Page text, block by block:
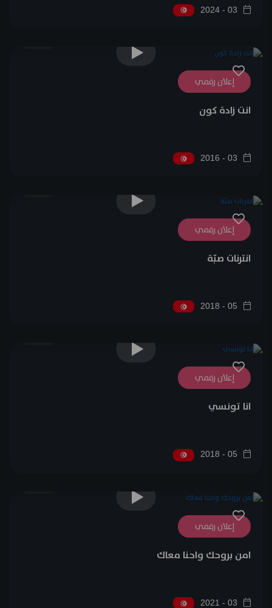
03 - 2024
إعلان رقمي
انت زادة كون
03 - 2016
إعلان رقمي
انترنات صبّة
05 - 2018
إعلان رقمي
انا تونسي
05 - 2018
إعلان رقمي
امن بروحك واحنا معاك
03 - 2021